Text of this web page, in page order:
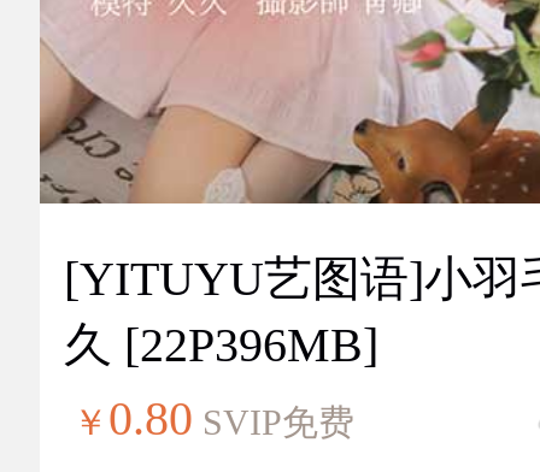
[YITUYU艺图语]小羽
久 [22P396MB]
￥ 0.80 SVIP免费